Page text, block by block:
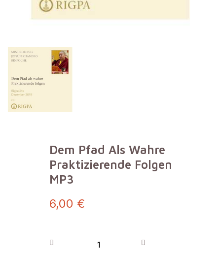
Dem Pfad Als Wahre
Praktizierende Folgen
MP3
6,00 €